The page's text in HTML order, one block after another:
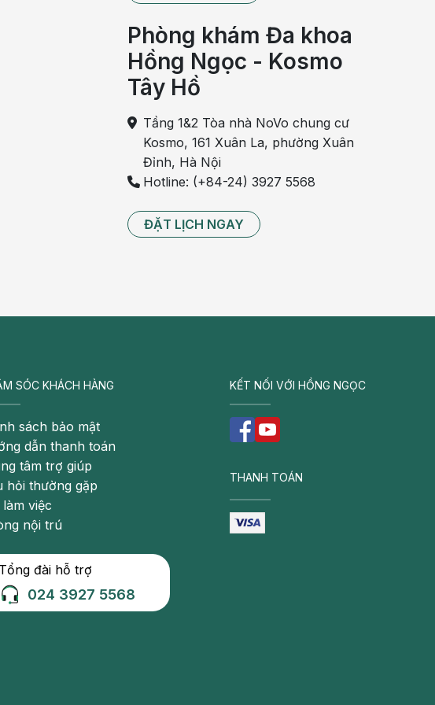
hệ
viêm họng
đến tình
viêm họng
để đẩy dị
tính do
Phòng khám Đa khoa
Hồng Ngọc - Kosmo
Tây Hồ
Tầng 1&2 Tòa nhà NoVo chung cư
Kosmo, 161 Xuân La, phường Xuân
Đỉnh, Hà Nội
Hotline: (+84-24) 3927 5568
ĐẶT LỊCH NGAY
SÓC KHÁCH HÀNG
sách bảo mật
dẫn thanh toán
tâm trợ giúp
hỏi thường gặp
làm việc
nội trú
Tổng đài hỗ trợ
024 3927 5568
KẾT NỐI VỚI HỒNG NGỌC
THANH TOÁN